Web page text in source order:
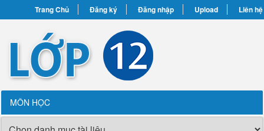
Trang Chủ Đăng ký Đăng nhập Upload Liên hệ
MÔN HỌC